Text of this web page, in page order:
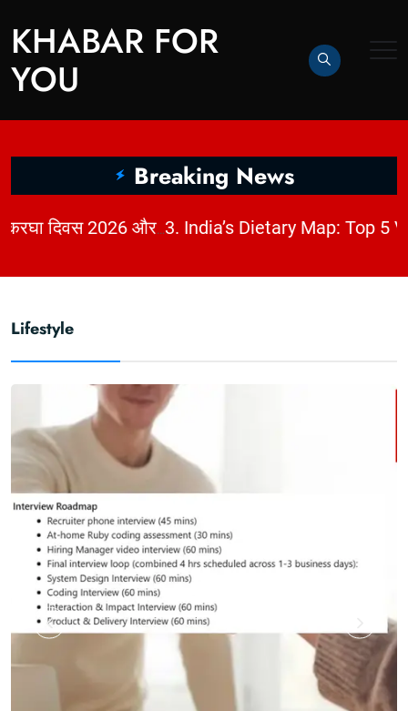
KHABAR FOR
YOU
Breaking News
2. धागों में छिपी कहानी: राष्ट्रीय हथकरघा दिवस 2026 और भारत की बुनाई विरासत | KhabarForYou |
Lifestyle